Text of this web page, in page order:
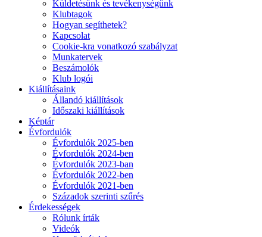
Küldetésünk és tevékenységünk
Klubtagok
Hogyan segíthetek?
Kapcsolat
Cookie-kra vonatkozó szabályzat
Munkatervek
Beszámolók
Klub logói
Kiállításaink
Állandó kiállítások
Időszaki kiállítások
Képtár
Évfordulók
Évfordulók 2025-ben
Évfordulók 2024-ben
Évfordulók 2023-ban
Évfordulók 2022-ben
Évfordulók 2021-ben
Századok szerinti szűrés
Érdekességek
Rólunk írták
Videók